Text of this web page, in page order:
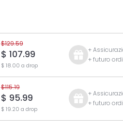
$129.59
$ 107.99
$ 18.00 a drop
+
+ futuro
$115.19
$ 95.99
$ 19.20 a drop
+
+ futuro